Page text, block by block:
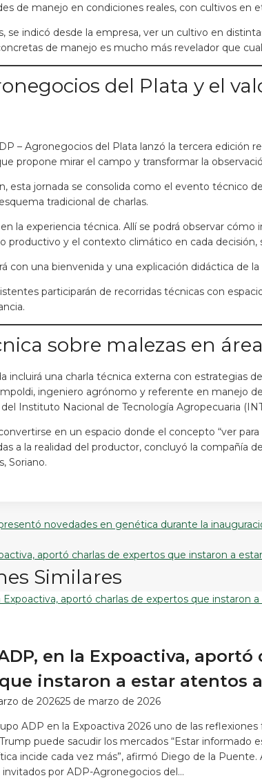
de manejo en condiciones reales, con cultivos en
se indicó desde la empresa, ver un cultivo en
de manejo es mucho más revelador que
del Plata y el
– Agronegocios del Plata lanzó la tercera edición
propone mirar el campo y transformar la
esta jornada se consolida como el evento técnico
tradicional de charlas.
la experiencia técnica. Allí se podrá observar cómo
productivo y el contexto climático en cada decisión,
con una bienvenida y una explicación didáctica de la
participarán de recorridas técnicas con
sobre malezas en
incluirá una charla técnica externa con estrategias
ingeniero agrónomo y referente en manejo
Instituto Nacional de Tecnología Agropecuaria
en un espacio donde el concepto “ver
a la realidad del productor, concluyó la compañía
Soriano.
novedades en genética durante la
aportó charlas de expertos que instaron a
Similares
en la Expoactiva, aportó
instaron a estar atentos
de 202625 de marzo de 2026
ADP en la Expoactiva 2026 uno de las
puede sacudir los mercados “Estar informado
incide cada vez más”, afirmó Diego de la
por ADP-Agronegocios del…